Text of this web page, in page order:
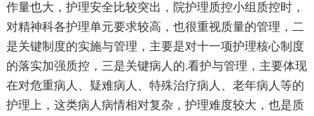
作量也大，护理安全比较突出，院护理质控小组质控时，
对精神科各护理单元要求较高，也很重视质量的管理，二
是关键制度的实施与管理，主要是对十一项护理核心制度
的落实加强质控，三是关键病人的.看护与管理，主要体现
在对危重病人、疑难病人、特殊治疗病人、老年病人等的
护理上，这类病人病情相对复杂，护理难度较大，也是质